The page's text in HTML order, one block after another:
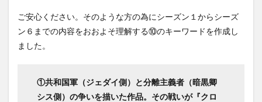
ご安心ください。そのような方の為にシーズン１からシーズ
ン６までの内容をおおよそ理解する⑩のキーワードを作成し
ました。
①共和国軍（ジェダイ側）と分離主義者（暗黒卿
シス側）の争いを描いた作品。その戦いが『クロ